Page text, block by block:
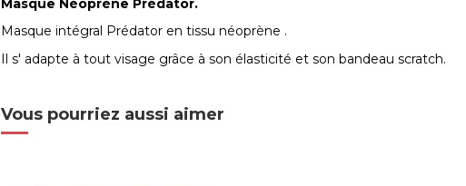
Masque Néoprène Prédator.
Masque intégral Prédator en tissu néoprène .
Il s' adapte à tout visage grâce à son élasticité et son bandeau scratch.
Vous pourriez aussi aimer